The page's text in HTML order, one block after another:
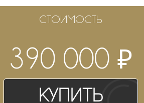
СТОИМОСТЬ
390 000 ₽
Купить